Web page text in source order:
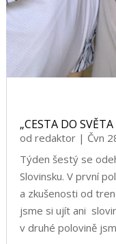
„CESTA DO
od redaktor| Čvn
Týden šestý se
Slovinsku. V první
a zkušenosti od
jsme si ujít ani
v druhé polovině